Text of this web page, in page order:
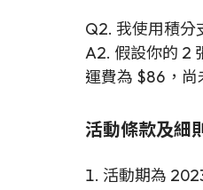
Q2. 我使用積分
A2. 假設你的 2
運費為 $86，尚
活動條款及細
活動期為